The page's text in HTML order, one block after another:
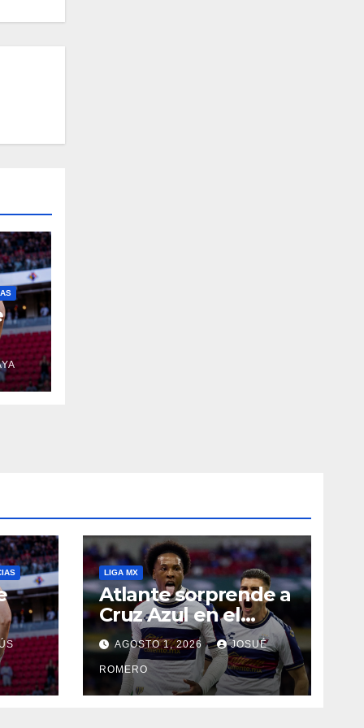
LIGA MX
Atlante sorprende a
Cruz Azul en el
Banorte
AGOSTO 1, 2026 JOSUÉ
ROMERO